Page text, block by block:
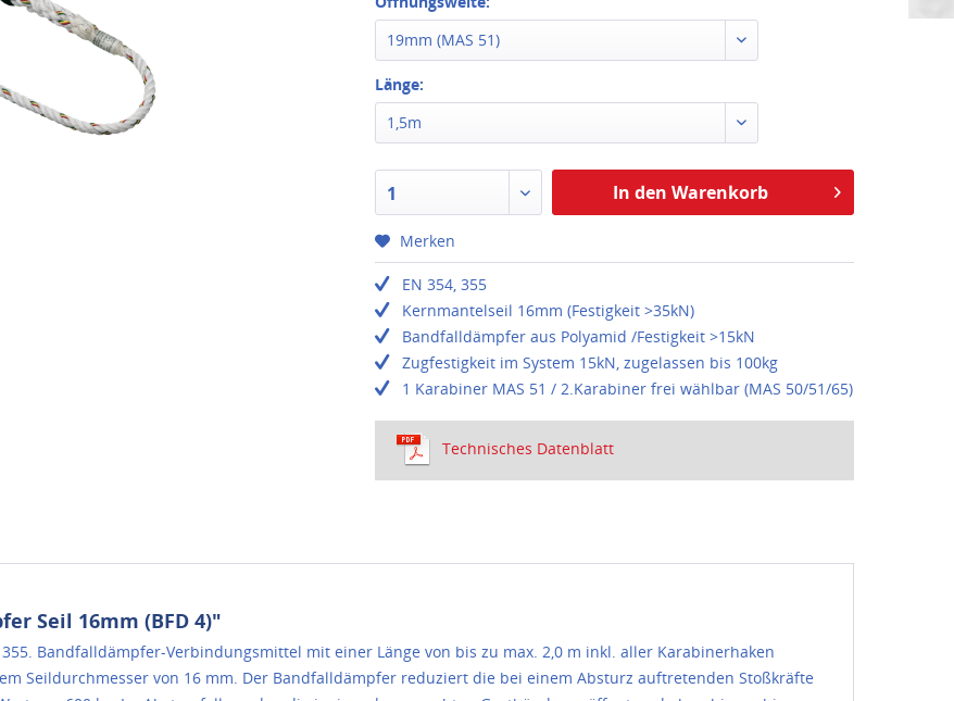
19mm (MAS 51)
Länge:
1,5m
1 In den Warenkorb
Merken
EN 354, 355
Kernmantelseil 16mm (Festigkeit >35kN)
Bandfalldämpfer aus Polyamid /Festigkeit >15kN
Zugfestigkeit im System 15kN, zugelassen bis 100kg
1 Karabiner MAS 51 / 2.Karabiner frei wählbar (MAS 50/51/65)
Technisches Datenblatt
Seil 16mm (BFD 4)"
Bandfalldämpfer-Verbindungsmittel mit einer Länge von bis zu max. 2,0 m inkl. aller Karabinerhaken
Seildurchmesser von 16 mm. Der Bandfalldämpfer reduziert die bei einem Absturz auftretenden Stoßkräfte